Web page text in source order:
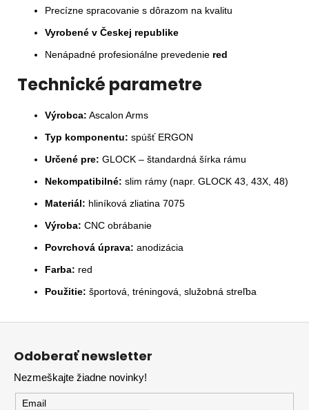
Precízne spracovanie s dôrazom na kvalitu
Vyrobené v Českej republike
Nenápadné profesionálne prevedenie red
Technické parametre
Výrobca: Ascalon Arms
Typ komponentu: spúšť ERGON
Určené pre: GLOCK – štandardná šírka rámu
Nekompatibilné: slim rámy (napr. GLOCK 43, 43X, 48)
Materiál: hliníková zliatina 7075
Výroba: CNC obrábanie
Povrchová úprava: anodizácia
Farba: red
Použitie: športová, tréningová, služobná streľba
Odoberať newsletter
Nezmeškajte žiadne novinky!
Email